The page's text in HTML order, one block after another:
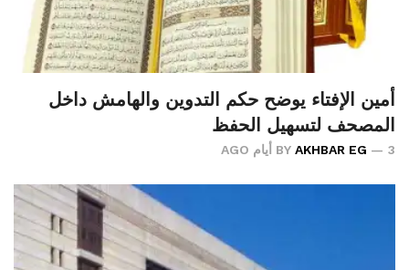
أمين الإفتاء يوضح حكم التدوين والهامش داخل
المصحف لتسهيل الحفظ
BY AKHBAR EG 3 أيام AGO